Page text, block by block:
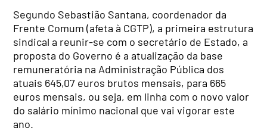
Segundo Sebastião Santana, coordenador da
Frente Comum (afeta à CGTP), a primeira estrutura
sindical a reunir-se com o secretário de Estado, a
proposta do Governo é a atualização da base
remuneratória na Administração Pública dos
atuais 645,07 euros brutos mensais, para 665
euros mensais, ou seja, em linha com o novo valor
do salário mínimo nacional que vai vigorar este
ano.